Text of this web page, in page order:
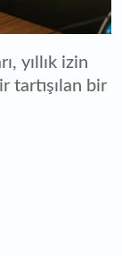
yıllık izin
tartışılan bir